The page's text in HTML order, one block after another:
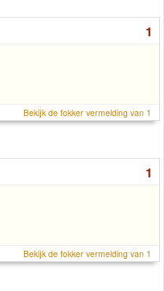
1
Bekijk de fokker vermelding van 1
1
Bekijk de fokker vermelding van 1